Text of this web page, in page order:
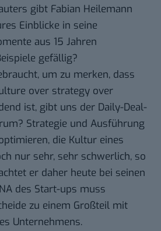
gibt Fabian Heilemann
Einblicke in seine
aus 15 Jahren
gefällig?
um zu merken, dass
over strategy over
ist, gibt uns der Daily-Deal-
Strategie und Ausführung
die Kultur eines
nur sehr, sehr schwerlich, so
er daher heute bei seinen
des Start-ups muss
zu einem Großteil mit
Unternehmens.